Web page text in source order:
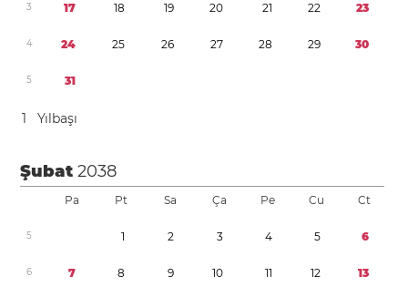
3 17 18 19 20 21 22 23
4 24 25 26 27 28 29 30
5 31
1 Yılbaşı
Şubat2038
Pa Pt Sa Ça Pe Cu Ct
5 1 2 3 4 5 6
6 7 8 9 10 11 12 13